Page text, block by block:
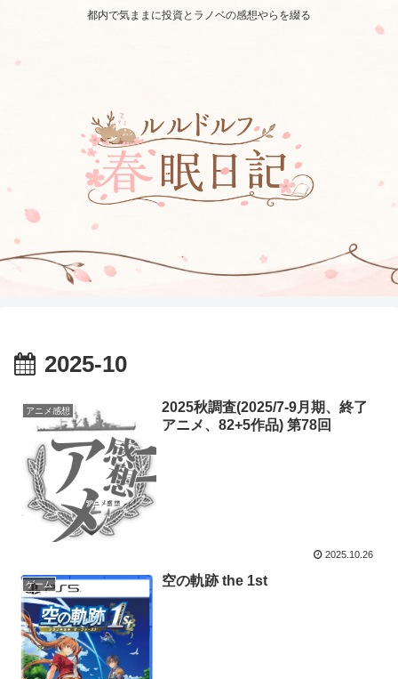
都内で気ままに投資とラノベの感想やらを綴る
2025-10
アニメ感想
2025秋調査(2025/7-9月期、終了
アニメ、82+5作品) 第78回
2025.10.26
ゲーム 空の軌跡 the 1st